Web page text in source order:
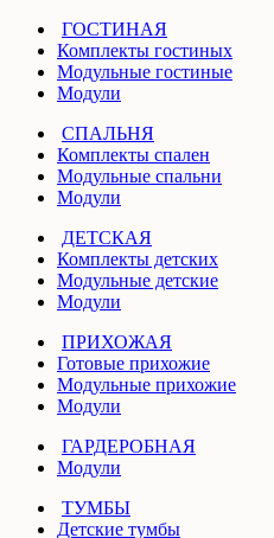
ГОСТИНАЯ
Комплекты гостиных
Модульные гостиные
Модули
СПАЛЬНЯ
Комплекты спален
Модульные спальни
Модули
ДЕТСКАЯ
Комплекты детских
Модульные детские
Модули
ПРИХОЖАЯ
Готовые прихожие
Модульные прихожие
Модули
ГАРДЕРОБНАЯ
Модули
ТУМБЫ
Детские тумбы